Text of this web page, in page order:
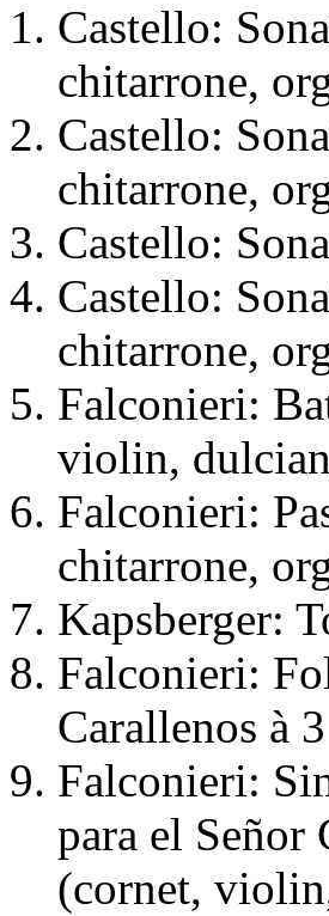
Castello:
chitarrone,
Castello:
chitarrone,
Castello:
Castello:
chitarrone,
Falconieri:
violin,
Falconieri:
chitarrone,
Kapsberger:
Falconieri:
Carallenos à
Falconieri:
para el Señor
(cornet,